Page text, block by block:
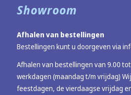
Showroom
Afhalen van bestellingen
Bestellingen kunt u doorgeven via
Afhalen van bestellingen van 9.00
werkdagen (maandag t/m vrijdag)
feestdagen, de vierdaagse vrijdag